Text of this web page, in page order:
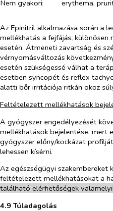
Nem gyakori: erythema,
Az Epinitril alkalmazása során a
mellékhatás a fejfájás, különösen
esetén. Átmeneti zavartság és
vérnyomásváltozás
esetén szükségessé válhat a
esetben syncopét és reflex
alatti bőr irritációja ritkán okoz
Feltételezett mellékhatások
A gyógyszer engedélyezését
mellékhatások bejelentése, mert
gyógyszer előny/kockázat
lehessen kísérni.
Az egészségügyi szakembereket
feltételezett mellékhatásokat a
található elérhetőségek
4.9 Túladagolás